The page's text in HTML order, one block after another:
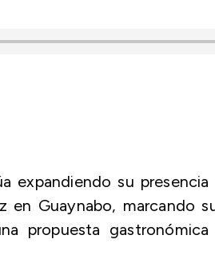
expandiendo su
en Guaynabo, marcando
propuesta